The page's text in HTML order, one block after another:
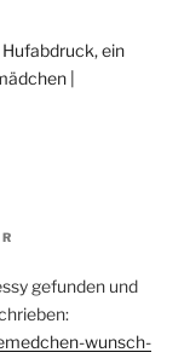
ein
|
gefunden und
wunsch-